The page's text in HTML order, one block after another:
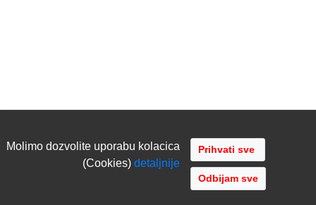
Molimo dozvolite uporabu kolacica
(Cookies)detaljnije
Odbijam sve